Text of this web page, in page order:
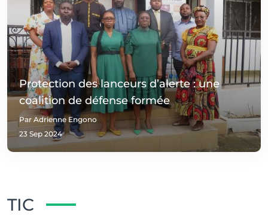
Protection des lanceurs d’alerte : une
coalition de défense formée
Par Adrienne Engono
23 Sep 2024
TIC